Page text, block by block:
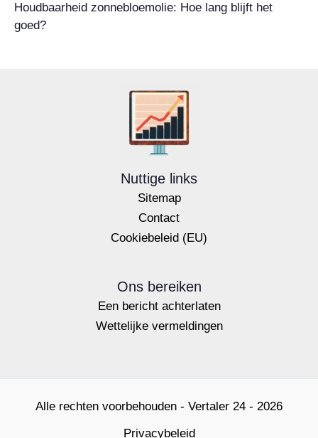
Houdbaarheid zonnebloemolie: Hoe lang blijft het
goed?
Nuttige links
Sitemap
Contact
Cookiebeleid (EU)
Ons bereiken
Een bericht achterlaten
Wettelijke vermeldingen
Alle rechten voorbehouden - Vertaler 24 - 2026
Privacybeleid